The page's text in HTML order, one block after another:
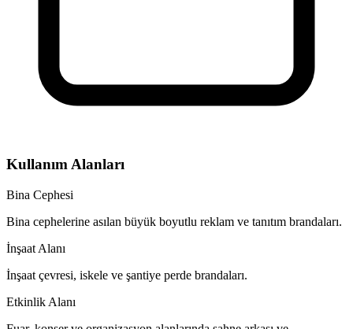
Kullanım Alanları
Bina Cephesi
Bina cephelerine asılan büyük boyutlu reklam ve tanıtım brandaları.
İnşaat Alanı
İnşaat çevresi, iskele ve şantiye perde brandaları.
Etkinlik Alanı